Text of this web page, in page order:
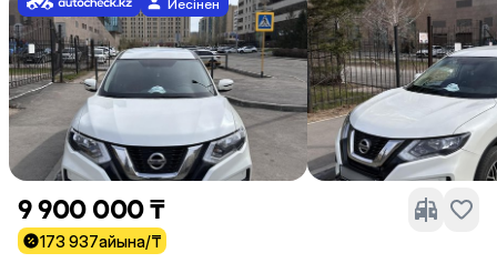
Иесінен
9 900 000 ₸
173 937айына/₸